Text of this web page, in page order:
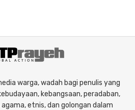
warga, wadah bagi penulis yang
kebangsaan, peradaban,
etnis, dan golongan dalam